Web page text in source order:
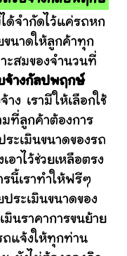
ำกัดไว้แค่รถหก
ขนาดให้ลูกค้าทุก
ะสมของจำนวนที่
จ้างกัลปพฤกษ์
ง เรามีให้เลือกใช้
ที่ลูกค้าต้องการ
ะเมินขนาดของรถ
อาไว้ช่วยเหลือตรง
นี้เราทำให้ฟรีๆ
ระเมินขนาดของ
มินราคาการขนย้าย
ถแจ้งให้ทุกท่าน